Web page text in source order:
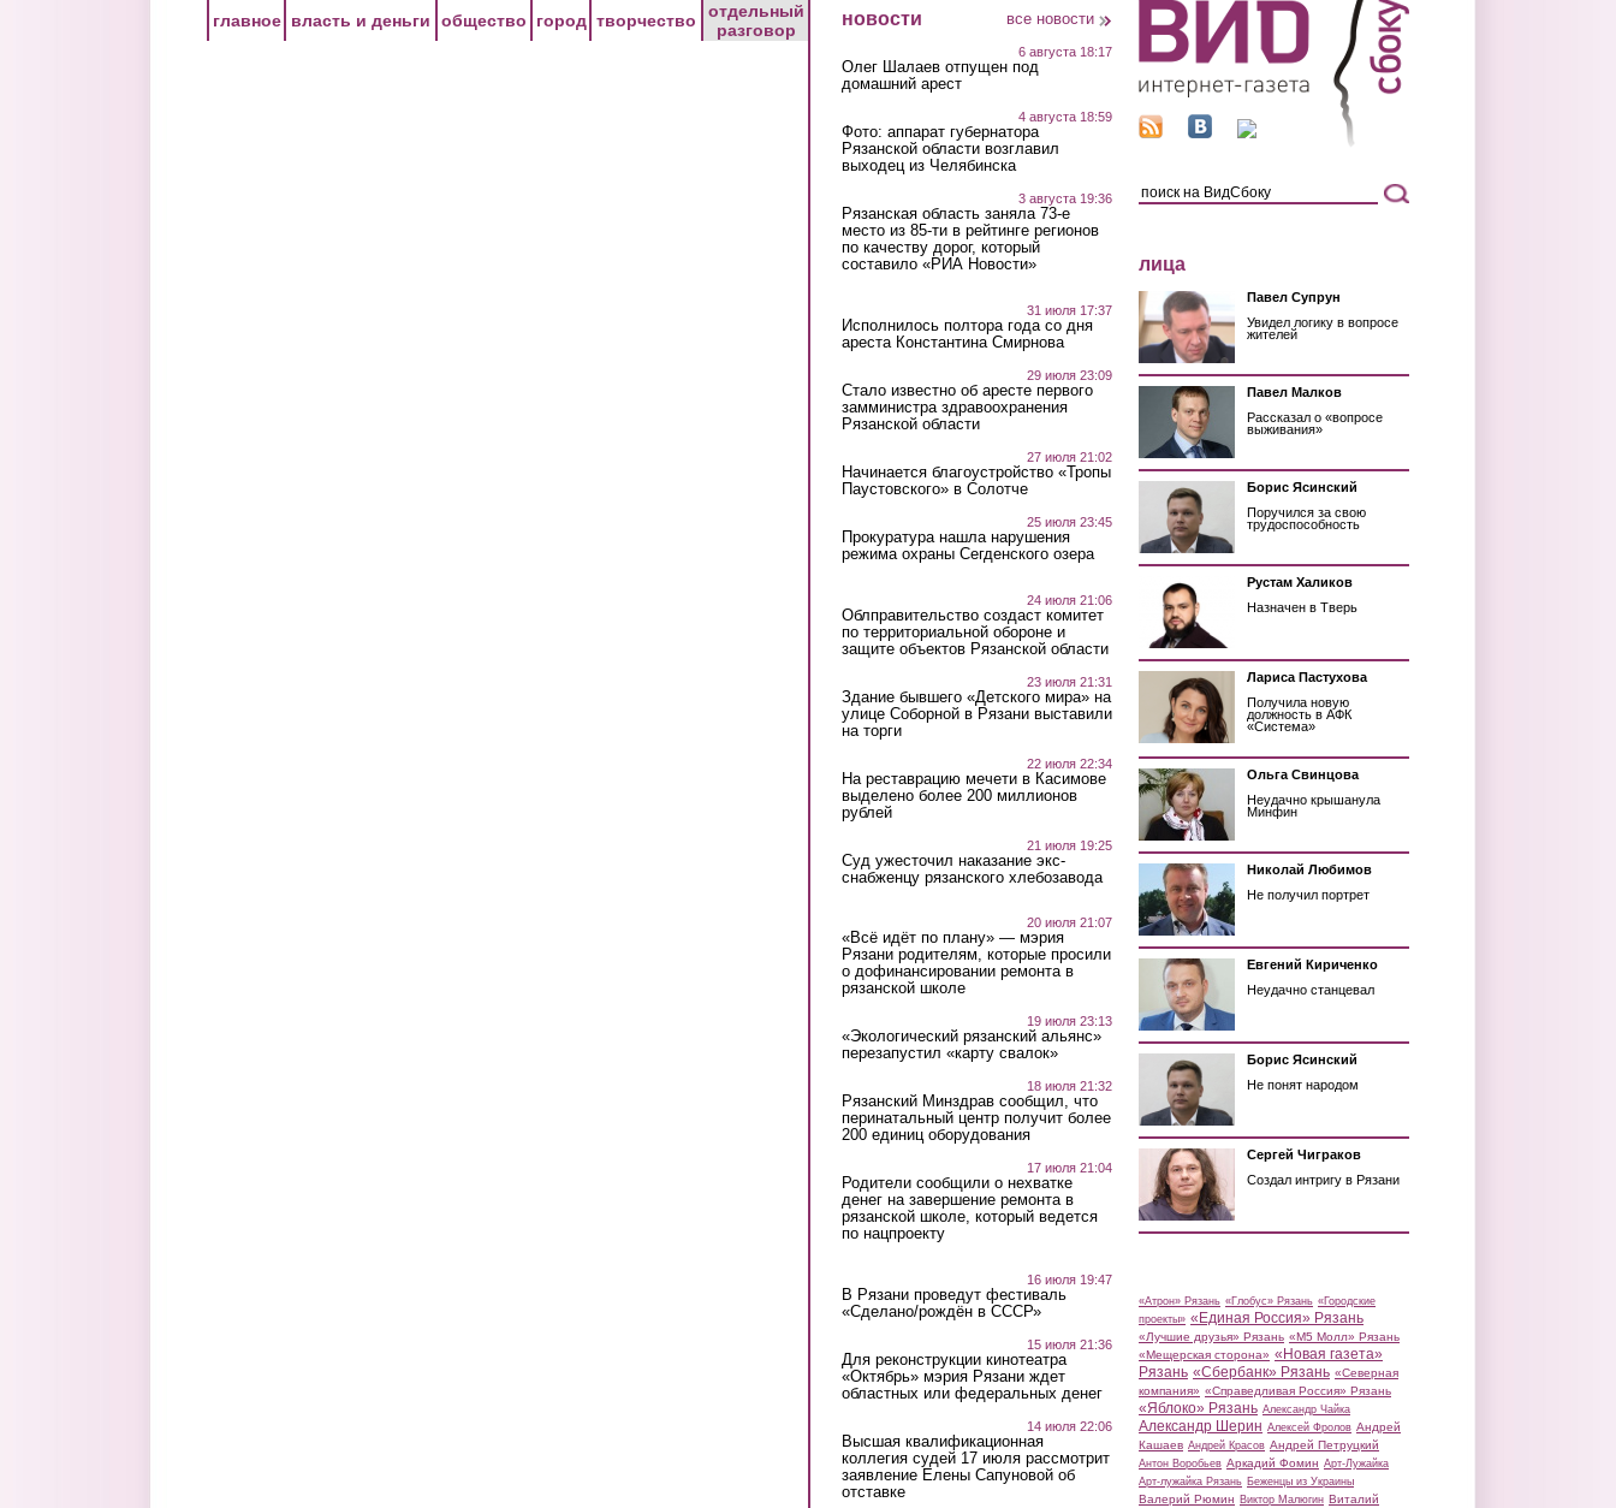
главное власть и деньги общество город творчество
отдельный
разговор
новости все новости
6 августа 18:17
Олег Шалаев отпущен под
домашний арест
4 августа 18:59
Фото: аппарат губернатора
Рязанской области возглавил
выходец из Челябинска
3 августа 19:36
Рязанская область заняла 73-е
место из 85-ти в рейтинге регионов
по качеству дорог, который
составило «РИА Новости»
31 июля 17:37
Исполнилось полтора года со дня
ареста Константина Смирнова
29 июля 23:09
Стало известно об аресте первого
замминистра здравоохранения
Рязанской области
27 июля 21:02
Начинается благоустройство «Тропы
Паустовского» в Солотче
25 июля 23:45
Прокуратура нашла нарушения
режима охраны Сегденского озера
24 июля 21:06
Облправительство создаст комитет
по территориальной обороне и
защите объектов Рязанской области
23 июля 21:31
Здание бывшего «Детского мира» на
улице Соборной в Рязани выставили
на торги
22 июля 22:34
На реставрацию мечети в Касимове
выделено более 200 миллионов
рублей
21 июля 19:25
Суд ужесточил наказание экс-
снабженцу рязанского хлебозавода
20 июля 21:07
«Всё идёт по плану» — мэрия
Рязани родителям, которые просили
о дофинансировании ремонта в
рязанской школе
19 июля 23:13
«Экологический рязанский альянс»
перезапустил «карту свалок»
18 июля 21:32
Рязанский Минздрав сообщил, что
перинатальный центр получит более
200 единиц оборудования
17 июля 21:04
Родители сообщили о нехватке
денег на завершение ремонта в
рязанской школе, который ведется
по нацпроекту
16 июля 19:47
В Рязани проведут фестиваль
«Сделано/рождён в СССР»
15 июля 21:36
Для реконструкции кинотеатра
«Октябрь» мэрия Рязани ждет
областных или федеральных денег
14 июля 22:06
Высшая квалификационная
коллегия судей 17 июля рассмотрит
заявление Елены Сапуновой об
отставке
лица
Павел Супрун
Увидел логику в вопросе
жителей
Павел Малков
Рассказал о «вопросе
выживания»
Борис Ясинский
Поручился за свою
трудоспособность
Рустам Халиков
Назначен в Тверь
Лариса Пастухова
Получила новую
должность в АФК
«Система»
Ольга Свинцова
Неудачно крышанула
Минфин
Николай Любимов
Не получил портрет
Евгений Кириченко
Неудачно станцевал
Борис Ясинский
Не понят народом
Сергей Чиграков
Создал интригу в Рязани
«Атрон» Рязань «Глобус» Рязань «Городские
проекты» «Единая Россия» Рязань
«Лучшие друзья» Рязань «М5 Молл» Рязань
«Мещерская сторона» «Новая газета»
Рязань «Сбербанк» Рязань «Северная
компания» «Справедливая Россия» Рязань
«Яблоко» Рязань Александр Чайка
Александр Шерин Алексей Фролов Андрей
Кашаев Андрей Красов Андрей Петруцкий
Антон Воробьев Аркадий Фомин Арт-Лужайка
Арт-лужайка Рязань Беженцы из Украины
Валерий Рюмин Виктор Малюгин Виталий